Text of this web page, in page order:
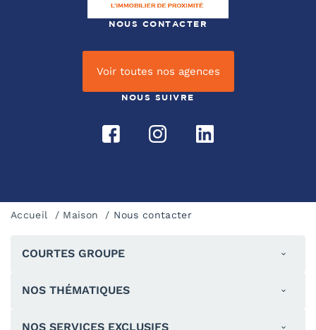
NOUS CONTACTER
Voir toutes nos agences
NOUS SUIVRE
Accueil Maison Nous contacter
COURTES GROUPE
NOS THÉMATIQUES
NOS SERVICES EXCLUSIFS